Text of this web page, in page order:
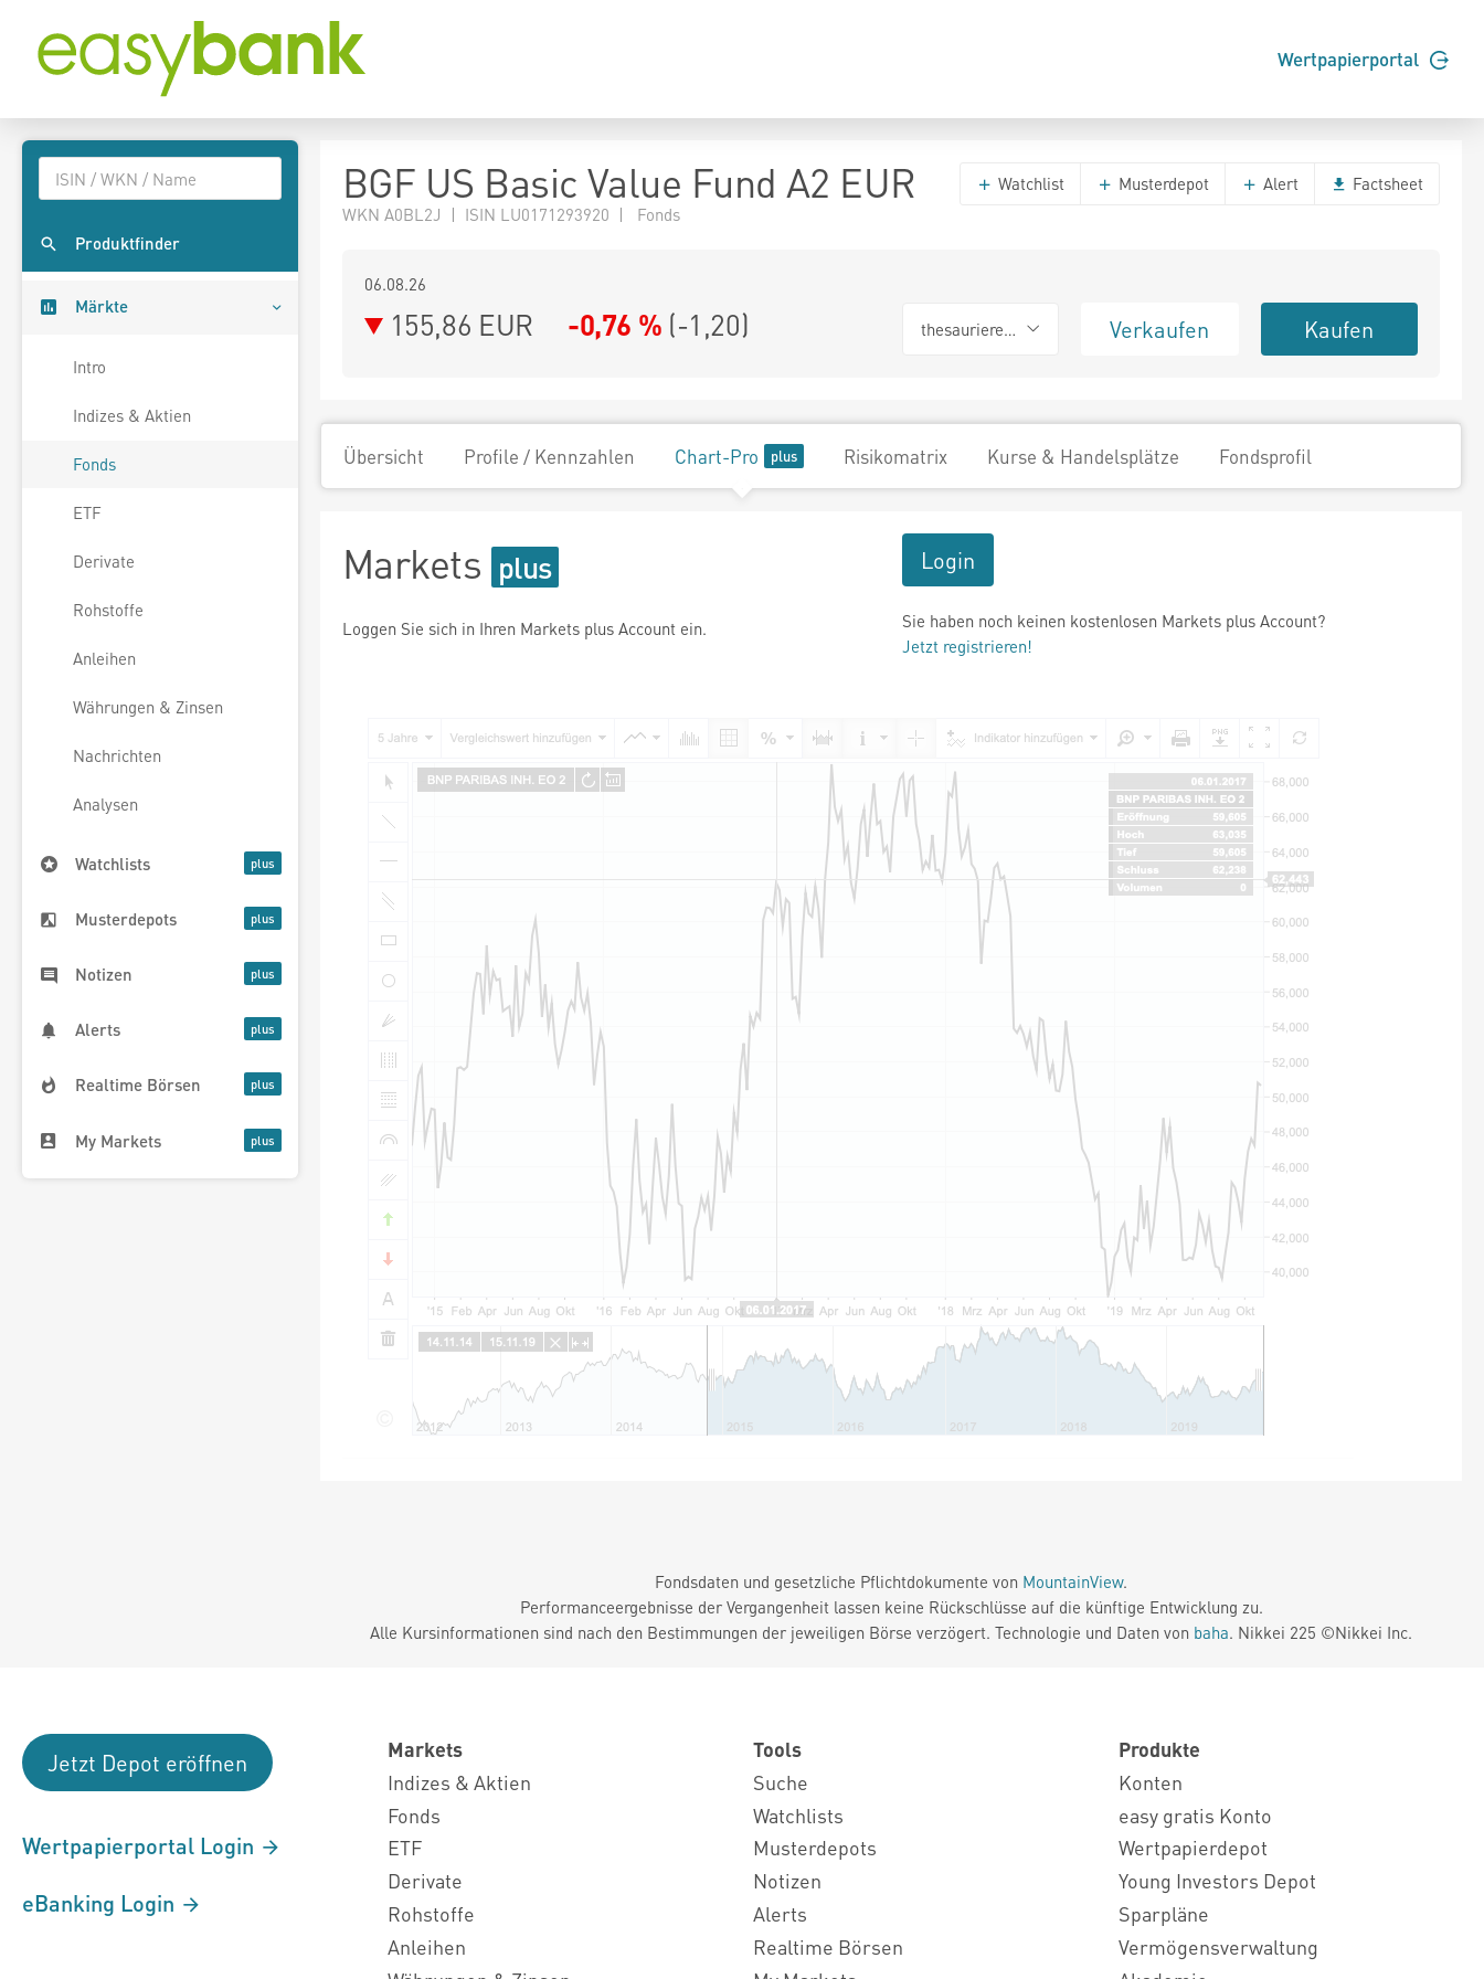
Wertpapierportal
Produktfinder
Märkte
Intro
Indizes & Aktien
Fonds
ETF
Derivate
Rohstoffe
Anleihen
Währungen & Zinsen
Nachrichten
Analysen
Watchlists
Musterdepots
Notizen
Alerts
Realtime Börsen
My Markets
BGF US Basic Value Fund A2 EUR
WKN A0BL2J | ISIN LU0171293920 | Fonds
Watchlist Musterdepot Alert Factsheet
06.08.26
155,86 EUR -0,76 % (-1,20) thesaurierend Verkaufen Kaufen
Übersicht Profile / Kennzahlen Chart-Pro Risikomatrix Kurse & Handelsplätze Fondsprofil
Markets
Loggen Sie sich in Ihren Markets plus Account ein.
Login
Sie haben noch keinen kostenlosen Markets plus Account?
Jetzt registrieren!
Fondsdaten und gesetzliche Pflichtdokumente von MountainView.
Performanceergebnisse der Vergangenheit lassen keine Rückschlüsse auf die künftige Entwicklung zu.
Alle Kursinformationen sind nach den Bestimmungen der jeweiligen Börse verzögert. Technologie und Daten von baha. Nikkei 225 ©Nikkei Inc.
Jetzt Depot eröffnen
Wertpapierportal Login
eBanking Login
Markets
Indizes & Aktien
Fonds
ETF
Derivate
Rohstoffe
Anleihen
Tools
Suche
Watchlists
Musterdepots
Notizen
Alerts
Realtime Börsen
Produkte
Konten
easy gratis Konto
Wertpapierdepot
Young Investors Depot
Sparpläne
Vermögensverwaltung